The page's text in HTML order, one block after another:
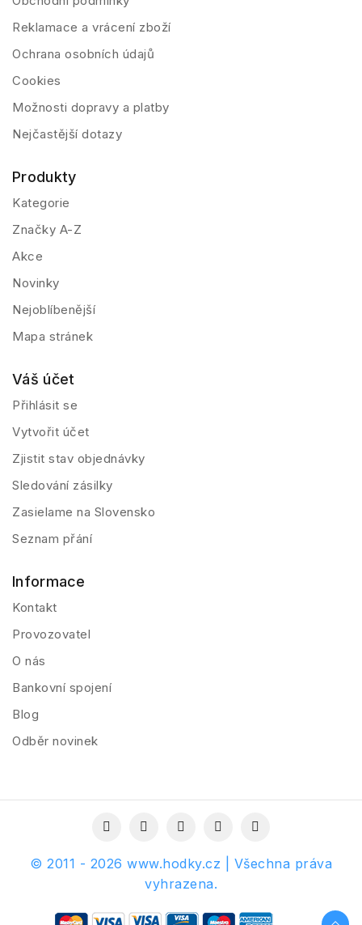
Reklamace a vrácení zboží
Ochrana osobních údajů
Cookies
Možnosti dopravy a platby
Nejčastější dotazy
Produkty
Kategorie
Značky A-Z
Akce
Novinky
Nejoblíbenější
Mapa stránek
Váš účet
Přihlásit se
Vytvořit účet
Zjistit stav objednávky
Sledování zásilky
Zasielame na Slovensko
Seznam přání
Informace
Kontakt
Provozovatel
O nás
Bankovní spojení
Blog
Odběr novinek
© 2011 - 2026 www.hodky.cz | Všechna práva
vyhrazena.